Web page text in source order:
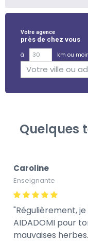
Votre agence
près de chez vous
à
km ou
Quelques
Caroline
Enseignante
Régulièrement,
AIDADOMI pour
mauvaises herbes.